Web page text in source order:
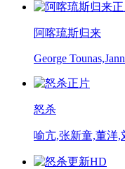
阿喀琉斯归来
George
正片
怒杀
喻亢,张新童,董洋,
更新HD